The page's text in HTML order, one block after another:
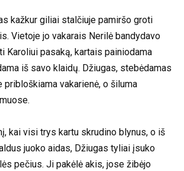
kažkur giliai stalčiuje pamiršo groti
Vietoje jo vakarais Nerilė bandydavo
Karoliui pasaką, kartais painiodama
iš savo klaidų. Džiugas, stebėdamas
pribloškiama vakarienė, o šiluma
kai visi trys kartu skrudino blynus, o iš
juoko aidas, Džiugas tyliai įsuko
pečius. Ji pakėlė akis, jose žibėjo